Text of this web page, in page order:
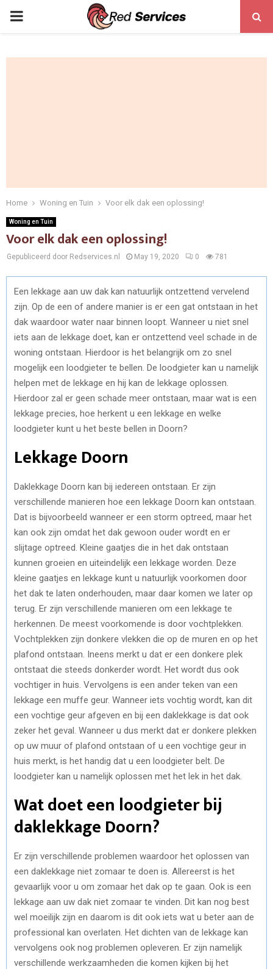
PRIMARY
Home Woning en Tuin Voor elk dak een oplossing!
Woning en Tuin
Voor elk dak een oplossing!
Gepubliceerd door Redservices.nl May 19, 2020 0 781
Een lekkage aan uw dak kan natuurlijk ontzettend vervelend
zijn. Op de een of andere manier is er een gat ontstaan in het
dak waardoor water naar binnen loopt. Wanneer u niet snel
iets aan de lekkage doet, kan er ontzettend veel schade in de
woning ontstaan. Hierdoor is het belangrijk om zo snel
mogelijk een loodgieter te bellen. De loodgieter kan u namelijk
helpen met de lekkage en hij kan de lekkage oplossen.
Hierdoor zal er geen schade meer ontstaan, maar wat is een
lekkage precies, hoe herkent u een lekkage en welke
loodgieter kunt u het beste bellen in Doorn?
Lekkage Doorn
Daklekkage Doorn kan bij iedereen ontstaan. Er zijn
verschillende manieren hoe een lekkage Doorn kan ontstaan.
Dat is bijvoorbeeld wanneer er een storm optreed, maar het
kan ook zijn omdat het dak gewoon ouder wordt en er
slijtage optreed. Kleine gaatjes die in het dak ontstaan
kunnen groeien en uiteindelijk een lekkage worden. Deze
kleine gaatjes en lekkage kunt u natuurlijk voorkomen door
het dak te laten onderhouden, maar daar komen we later op
terug. Er zijn verschillende manieren om een lekkage te
herkennen. De meest voorkomende is door vochtplekken.
Vochtplekken zijn donkere vlekken die op de muren en op het
plafond ontstaan. Ineens merkt u dat er een donkere plek
ontstaat die steeds donkerder wordt. Het wordt dus ook
vochtiger in huis. Vervolgens is een ander teken van een
lekkage een muffe geur. Wanneer iets vochtig wordt, kan dit
een vochtige geur afgeven en bij een daklekkage is dat ook
zeker het geval. Wanneer u dus merkt dat er donkere plekken
op uw muur of plafond ontstaan of u een vochtige geur in
huis merkt, is het handig dat u een loodgieter belt. De
loodgieter kan u namelijk oplossen met het lek in het dak.
Wat doet een loodgieter bij
daklekkage Doorn?
Er zijn verschillende problemen waardoor het oplossen van
een daklekkage niet zomaar te doen is. Allereerst is het
gevaarlijk voor u om zomaar het dak op te gaan. Ook is een
lekkage aan uw dak niet zomaar te vinden. Dit kan nog best
wel moeilijk zijn en daarom is dit ook iets wat u beter aan de
professional kan overlaten. Het dichten van de lekkage kan
vervolgens ook nog problemen opleveren. Er zijn namelijk
verschillende werkzaamheden die komen kijken bij het